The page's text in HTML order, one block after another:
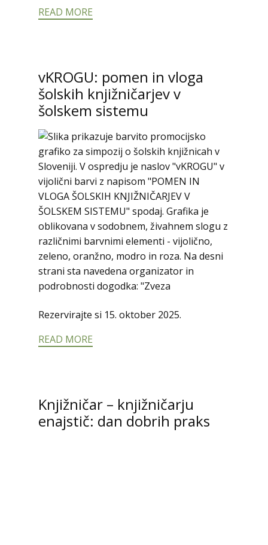
READ MORE
vKROGU: pomen in vloga
šolskih knjižničarjev v
šolskem sistemu
Rezervirajte si 15. oktober 2025.
READ MORE
Knjižničar – knjižničarju
enajstič: dan dobrih praks